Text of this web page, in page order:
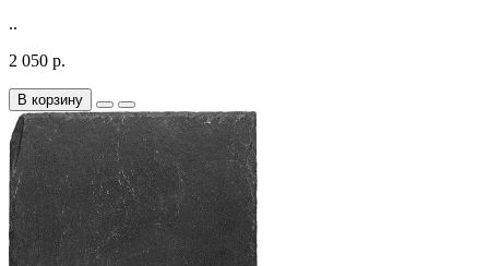
..
2 050 р.
В корзину